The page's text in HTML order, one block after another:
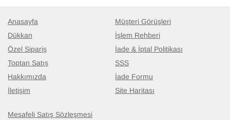
Anasayfa
Dükkan
Özel Sipariş
Toptan Satış
Hakkımızda
İletişim
Müşteri Görüşleri
İşlem Rehberi
İade & İptal Politikası
SSS
İade Formu
Site Haritası
Mesafeli Satış Sözleşmesi